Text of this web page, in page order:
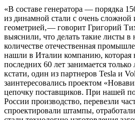
«В составе генератора — ​порядка
из динамной стали с очень сложной
геометрией, — ​говорит Григорий
выяснили, что делать такие листы
количестве отечественная
нашли в Италии компанию, которая
последних 60 лет занимается
кстати, один из партнеров Tesla и
заинтересовались проектом
цепочку поставщиков. При нашей
России производство, перевезли
спроектировали штампы,